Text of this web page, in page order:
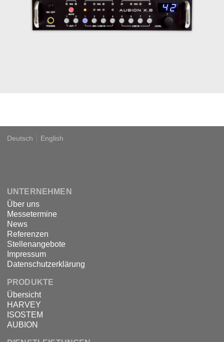
Deutsch English
UNTERNEHMEN
Über uns
Messetermine
News
Referenzen
Stellenangebote
Impressum
Datenschutzerklärung
PRODUKTE
Übersicht
HARVEY
ISOSTEM
AUBION